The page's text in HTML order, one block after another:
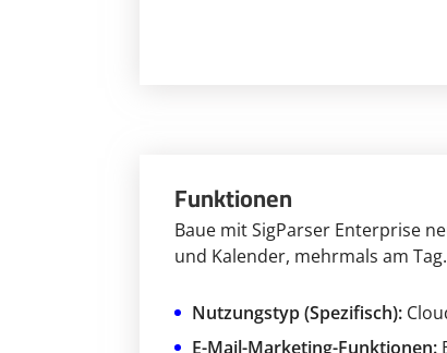
Funktionen
Baue mit SigParser Enterprise
und Kalender, mehrmals am
Nutzungstyp (Spezifisch):
E-Mail-Marketing-Funktionen: